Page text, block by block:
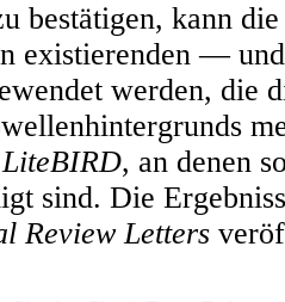
bestätigen, kann
existierenden —
werden, die
LiteBIRD, an denen
sind. Die
Review Letters